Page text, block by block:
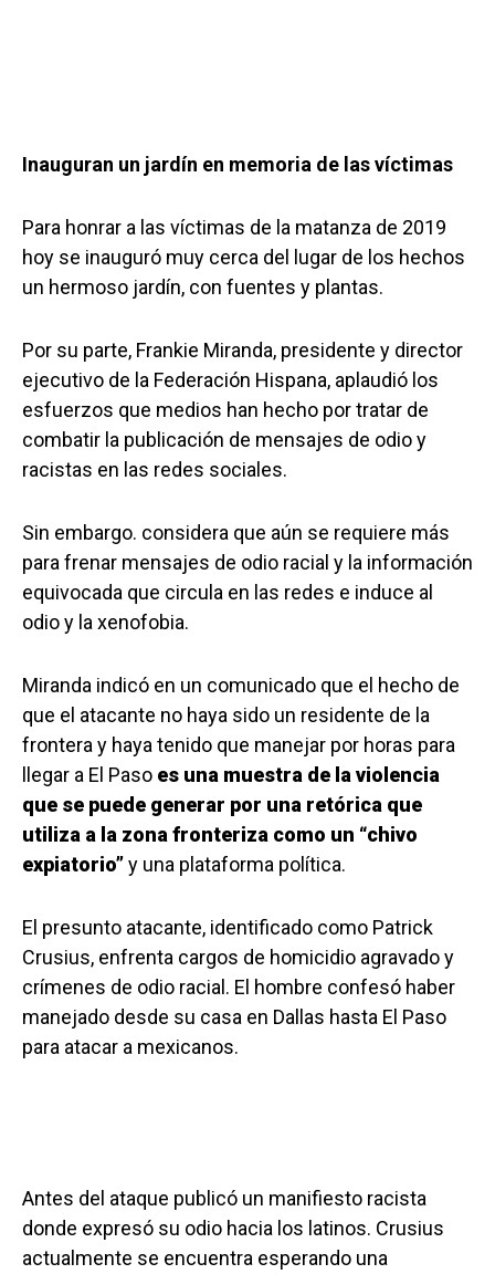
Inauguran un jardín en memoria de las víctimas
Para honrar a las víctimas de la matanza de 2019
hoy se inauguró muy cerca del lugar de los hechos
un hermoso jardín, con fuentes y plantas.
Por su parte, Frankie Miranda, presidente y director
ejecutivo de la Federación Hispana, aplaudió los
esfuerzos que medios han hecho por tratar de
combatir la publicación de mensajes de odio y
racistas en las redes sociales.
Sin embargo. considera que aún se requiere más
para frenar mensajes de odio racial y la información
equivocada que circula en las redes e induce al
odio y la xenofobia.
Miranda indicó en un comunicado que el hecho de
que el atacante no haya sido un residente de la
frontera y haya tenido que manejar por horas para
llegar a El Paso es una muestra de la violencia
que se puede generar por una retórica que
utiliza a la zona fronteriza como un “chivo
expiatorio”y una plataforma política.
El presunto atacante, identificado como Patrick
Crusius, enfrenta cargos de homicidio agravado y
crímenes de odio racial. El hombre confesó haber
manejado desde su casa en Dallas hasta El Paso
para atacar a mexicanos.
Antes del ataque publicó un manifiesto racista
donde expresó su odio hacia los latinos. Crusius
actualmente se encuentra esperando una